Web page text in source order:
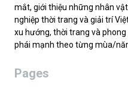
mắt, giới thiệu những nhân
nghiệp thời trang và giải trí
xu hướng, thời trang và
phái mạnh theo từng mùa/
Pages